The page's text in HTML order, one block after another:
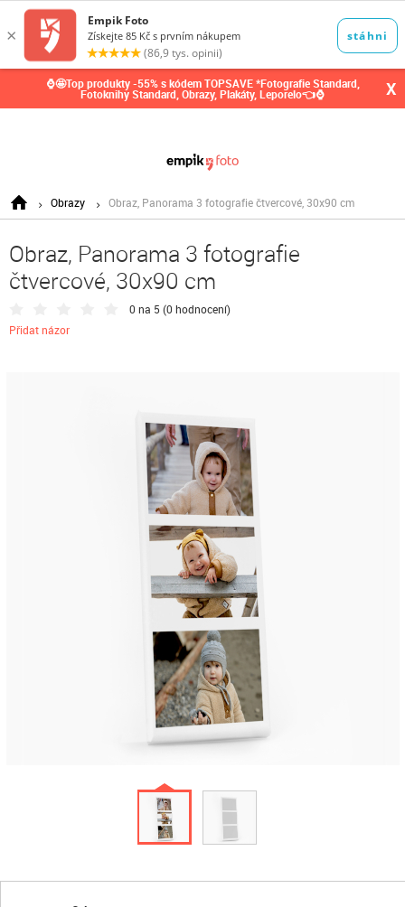
⌚🤩Top produkty -55% s kódem TOPSAVE *Fotografie Standard,
Fotoknihy Standard, Obrazy, Plakáty, Leporelo👈⌚ X
Obrazy Obraz, Panorama 3 fotografie čtvercové, 30x90 cm
Obraz, Panorama 3 fotografie
čtvercové, 30x90 cm
0 na 5 (0 hodnocení)
Přidat názor